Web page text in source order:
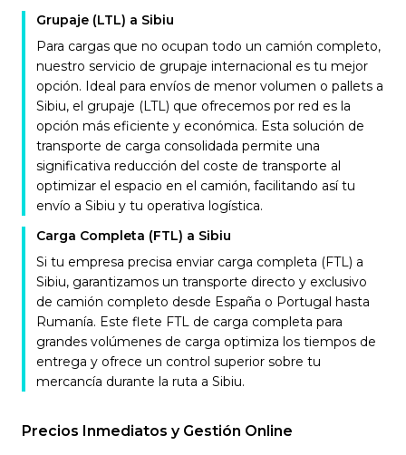
Grupaje (LTL) a Sibiu
Para cargas que no ocupan todo un camión completo,
nuestro servicio de grupaje internacional es tu mejor
opción. Ideal para envíos de menor volumen o pallets a
Sibiu, el grupaje (LTL) que ofrecemos por red es la
opción más eficiente y económica. Esta solución de
transporte de carga consolidada permite una
significativa reducción del coste de transporte al
optimizar el espacio en el camión, facilitando así tu
envío a Sibiu y tu operativa logística.
Carga Completa (FTL) a Sibiu
Si tu empresa precisa enviar carga completa (FTL) a
Sibiu, garantizamos un transporte directo y exclusivo
de camión completo desde España o Portugal hasta
Rumanía. Este flete FTL de carga completa para
grandes volúmenes de carga optimiza los tiempos de
entrega y ofrece un control superior sobre tu
mercancía durante la ruta a Sibiu.
Precios Inmediatos y Gestión Online